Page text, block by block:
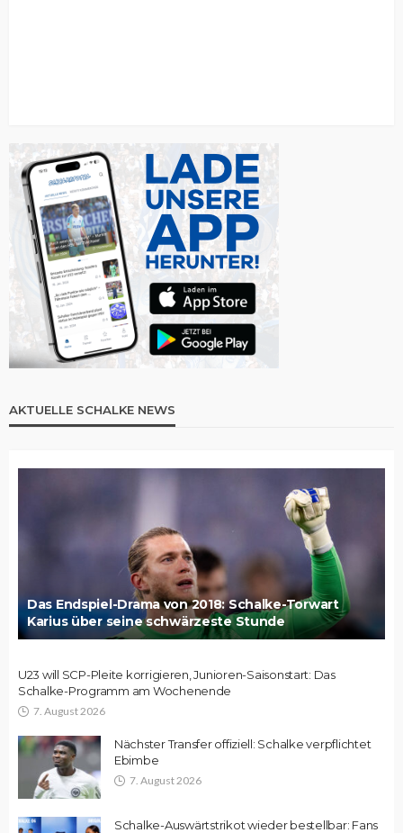
AKTUELLE SCHALKE NEWS
Das Endspiel-Drama von 2018: Schalke-Torwart
Karius über seine schwärzeste Stunde
U23 will SCP-Pleite korrigieren, Junioren-Saisonstart: Das
Schalke-Programm am Wochenende
7. August 2026
Nächster Transfer offiziell: Schalke verpflichtet
Ebimbe
7. August 2026
Schalke-Auswärtstrikot wieder bestellbar: Fans